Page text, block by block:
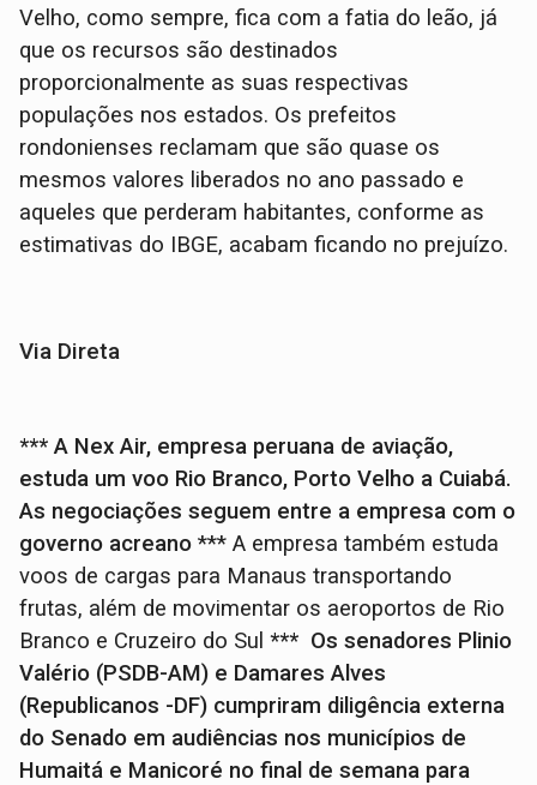
Velho, como sempre, fica com a fatia do leão, já
que os recursos são destinados
proporcionalmente as suas respectivas
populações nos estados. Os prefeitos
rondonienses reclamam que são quase os
mesmos valores liberados no ano passado e
aqueles que perderam habitantes, conforme as
estimativas do IBGE, acabam ficando no prejuízo.
Via Direta
*** A Nex Air, empresa peruana de aviação,
estuda um voo Rio Branco, Porto Velho a Cuiabá.
As negociações seguem entre a empresa com o
governo acreano*** A empresa também estuda
voos de cargas para Manaus transportando
frutas, além de movimentar os aeroportos de Rio
Branco e Cruzeiro do Sul*** Os senadores Plinio
Valério (PSDB-AM) e Damares Alves
(Republicanos -DF) cumpriram diligência externa
do Senado em audiências nos municípios de
Humaitá e Manicoré no final de semana para